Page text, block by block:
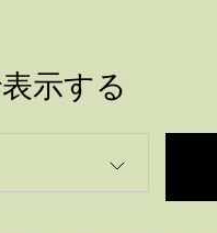
示する